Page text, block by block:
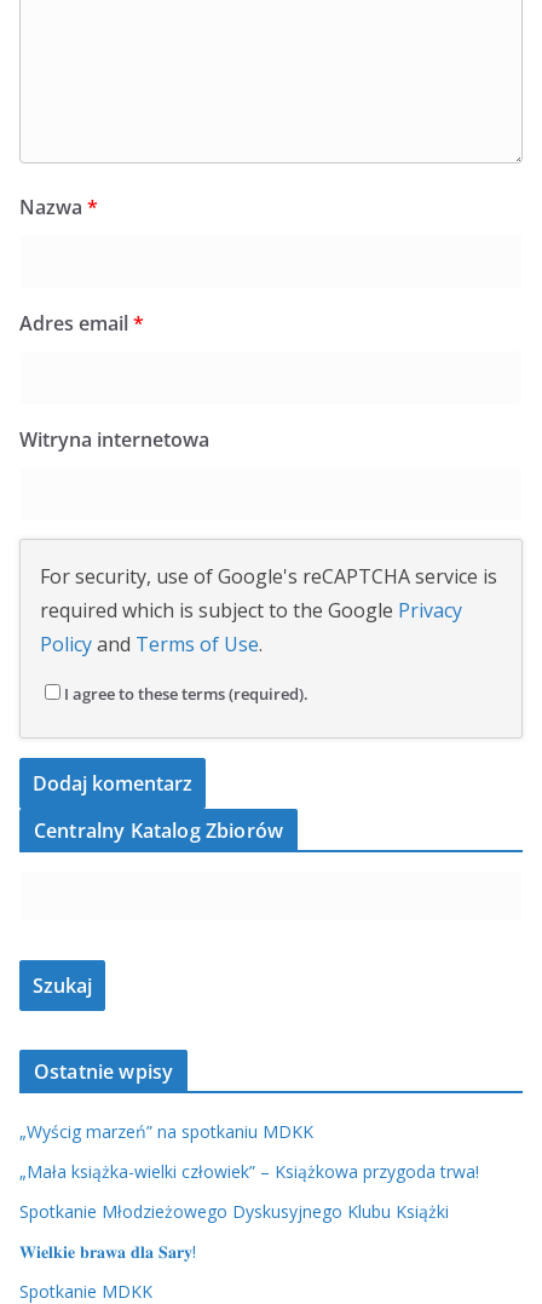
Nazwa *
Adres email*
Witryna internetowa
For security, use of Google's reCAPTCHA service is
required which is subject to the Google Privacy
Policyand Terms of Use.
I agree to these terms (required).
Centralny Katalog Zbiorów
Ostatnie wpisy
„Wyścig marzeń” na spotkaniu MDKK
„Mała książka-wielki człowiek” – Książkowa przygoda trwa!
Spotkanie Młodzieżowego Dyskusyjnego Klubu Książki
𝐖𝐢𝐞𝐥𝐤𝐢𝐞 𝐛𝐫𝐚𝐰𝐚 𝐝𝐥𝐚 𝐒𝐚𝐫𝐲!
Spotkanie MDKK